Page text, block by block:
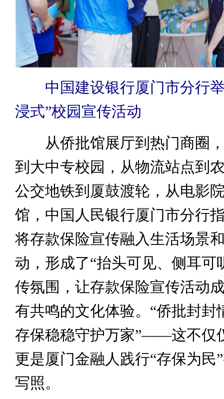
中国建设银行厦门市分行
浸式”校园宣传活动
从侨批馆展厅到热门商圈，
到大中专校园，从物流站点到
公交地铁到厦鼓渡轮，从电影
馆，中国人民银行厦门市分行
将存款保险宣传融入生活场景
动，形成了“抬头可见、侧耳可
传氛围，让存款保险宣传活动
有共鸣的文化体验。“侨批封封
存保稳稳守护万家”——这不仅
更是厦门金融人践行“存保为民
写照。